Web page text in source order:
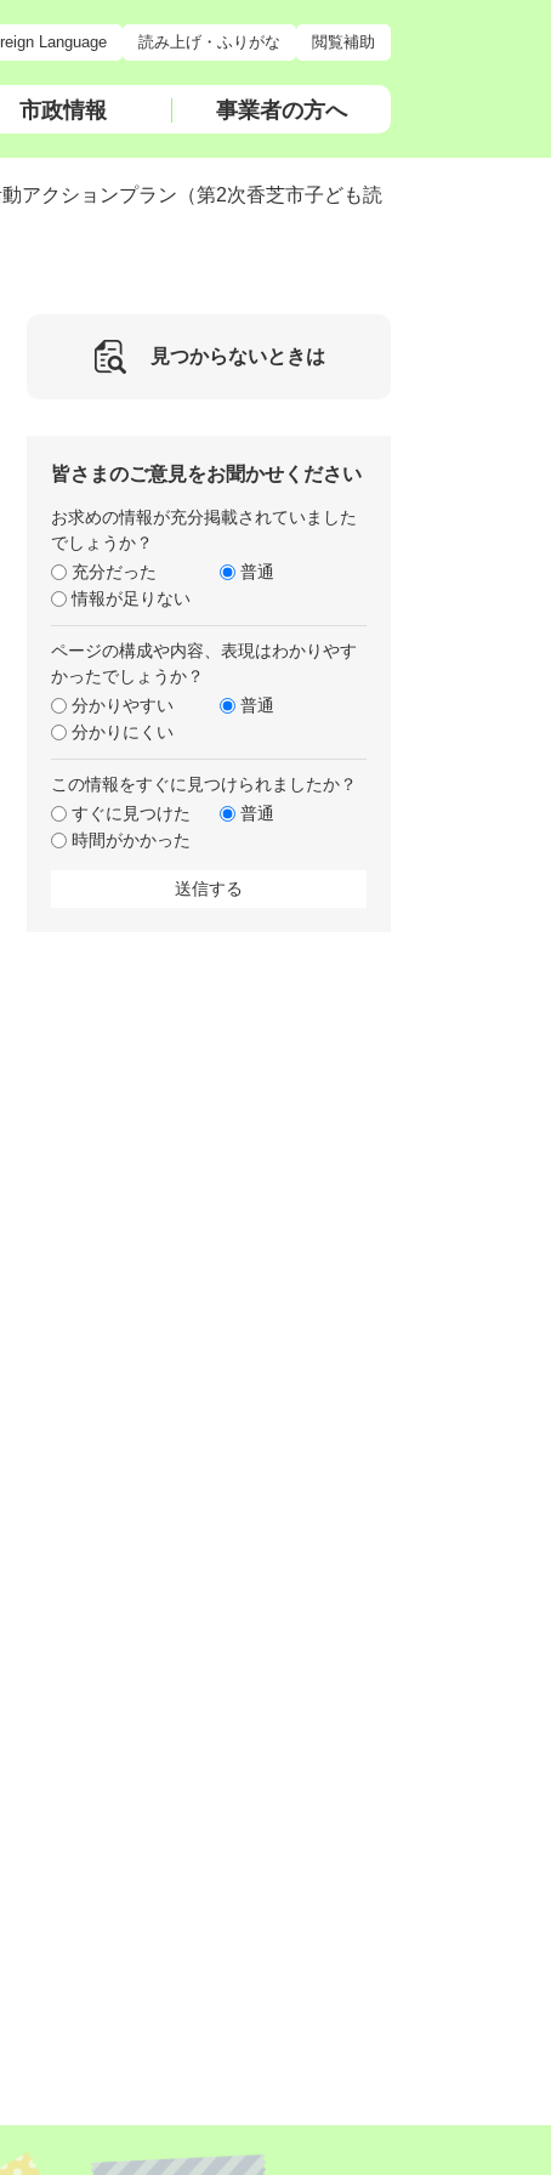
Language 読み上げ・ふりがな 閲覧補助
市政情報 事業者の方へ
アクションプラン（第2次香芝市子ども読
見つからないときは
皆さまのご意見をお聞かせください
お求めの情報が充分掲載されていました
でしょうか？
充分だった
普通
情報が足りない
ページの構成や内容、表現はわかりやす
かったでしょうか？
分かりやすい
普通
分かりにくい
この情報をすぐに見つけられましたか？
すぐに見つけた
普通
時間がかかった